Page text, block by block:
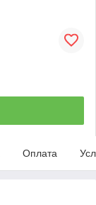
Оплата